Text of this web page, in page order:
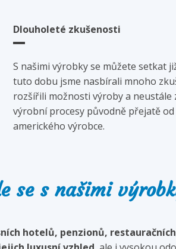
Dlouholeté zkušenosti
S našimi výrobky se můžete setkat
tuto dobu jsme nasbírali mnoho
rozšířili možnosti výroby a neustále
výrobní procesy původně přejatě od
amerického výrobce.
se s našimi
hotelů, penzionů,